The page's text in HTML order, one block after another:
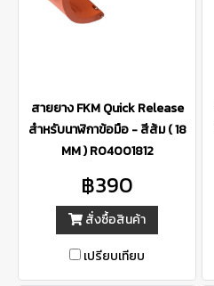
สายยาง FKM Quick Release
สำหรับนาฬิกาข้อมือ - สีส้ม ( 18
MM ) R04001812
฿390
สั่งซื้อสินค้า
เปรียบเทียบ